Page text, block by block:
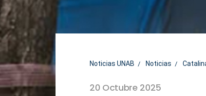
Noticias UNAB Noticias
20 Octubre 2025